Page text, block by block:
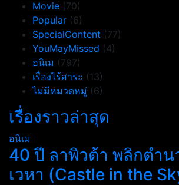
Movie (70)
Popular (6)
SpecialContent (77)
YouMayMissed (4)
อนิเม (797)
เรื่องไร้สาระ (13)
ไม่มีหมวดหมู่ (6)
เรื่องราวล่าสุด
อนิเม
40 ปี ลาพิวต้า พลิกตำน
เวหา (Castle in the